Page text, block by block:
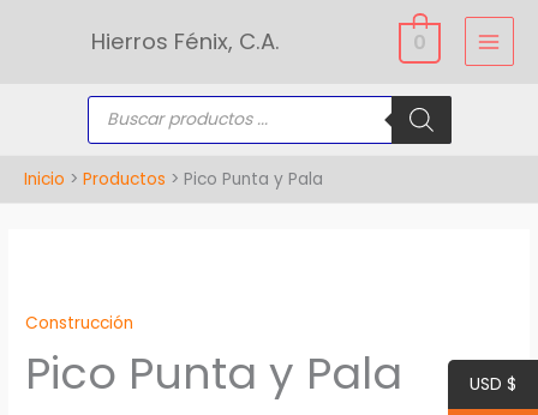
Hierros Fénix, C.A. 0
Búsqueda
productos
Inicio Productos Pico Punta y Pala
Construcción
Pico Punta y Pala
y
Pala
cantidad
USD $